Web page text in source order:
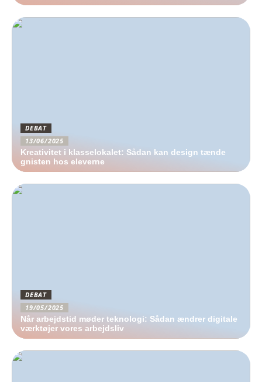
DEBAT
13/06/2025
Kreativitet i klasselokalet: Sådan kan design tænde
gnisten hos eleverne
DEBAT
19/05/2025
Når arbejdstid møder teknologi: Sådan ændrer digitale
værktøjer vores arbejdsliv